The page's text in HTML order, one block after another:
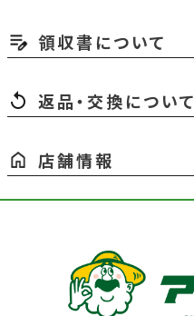
領収書について
返品・交換について
店舗情報